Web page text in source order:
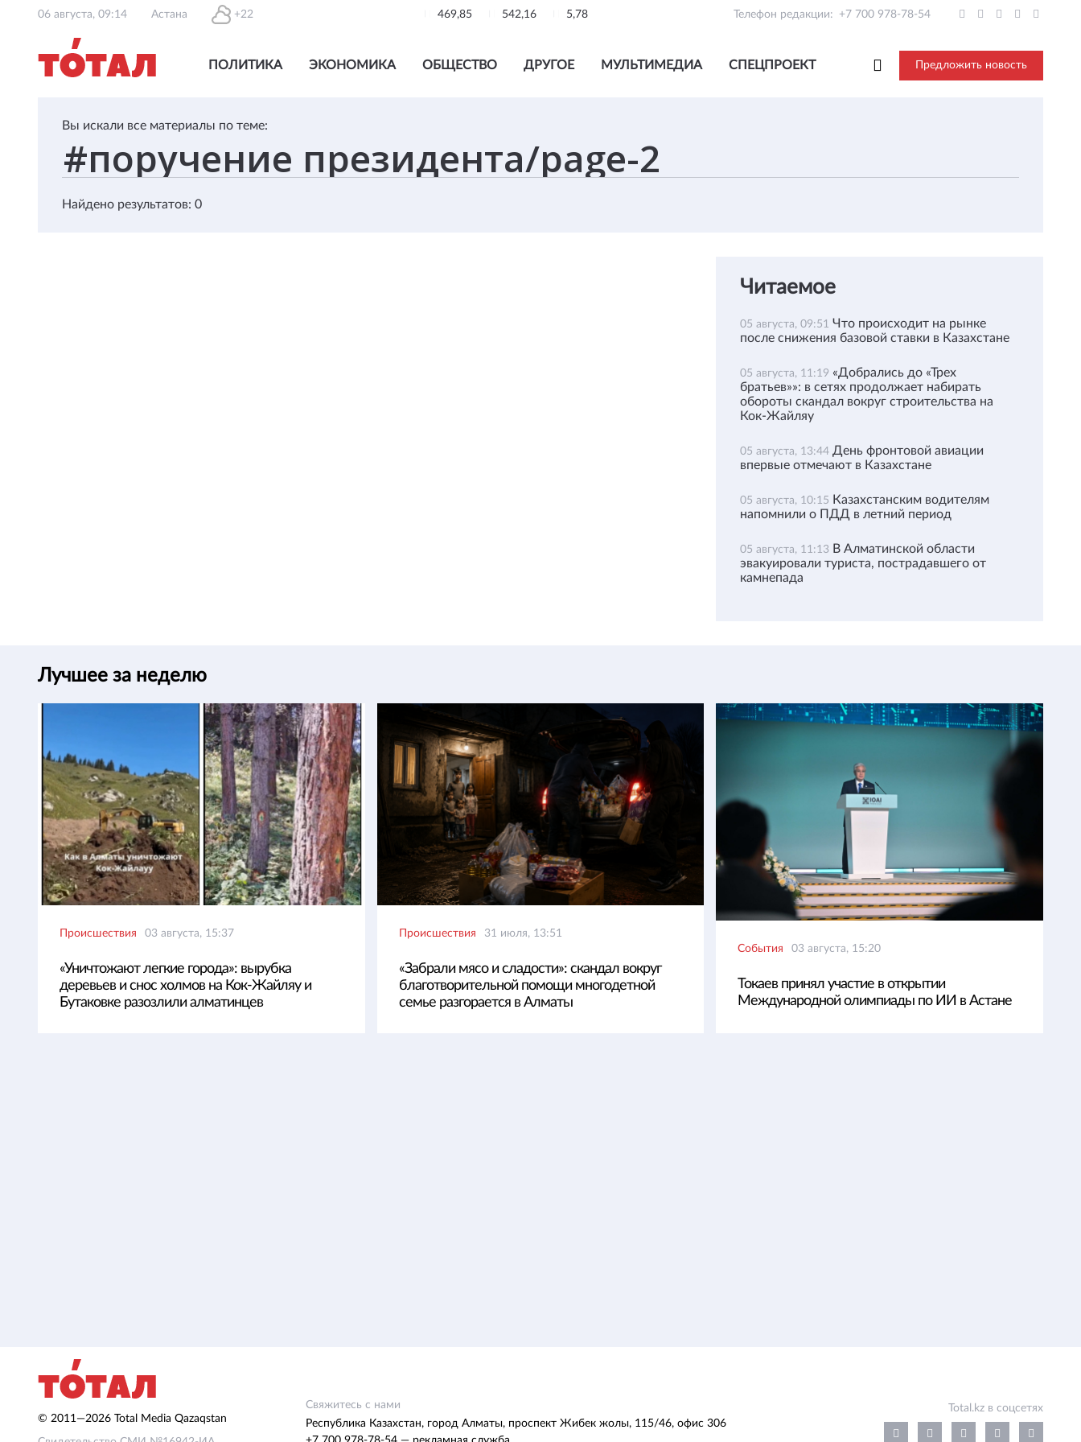
06 августа, 09:14 Астана +22 469,85 542,16 5,78 Телефон редакции: +7 700 978-78-54
ПОЛИТИКА ЭКОНОМИКА ОБЩЕСТВО ДРУГОЕ МУЛЬТИМЕДИА СПЕЦПРОЕКТ Предложить новость
Вы искали все материалы по теме:
Найдено результатов: 0
Читаемое
05 августа, 09:51 Что происходит на рынке
после снижения базовой ставки в Казахстане
05 августа, 11:19 «Добрались до «Трех
братьев»»: в сетях продолжает набирать
обороты скандал вокруг строительства на
Кок-Жайляу
05 августа, 13:44 День фронтовой авиации
впервые отмечают в Казахстане
05 августа, 10:15 Казахстанским водителям
напомнили о ПДД в летний период
05 августа, 11:13 В Алматинской области
эвакуировали туриста, пострадавшего от
камнепада
Лучшее за неделю
Происшествия 03 августа, 15:37
«Уничтожают легкие города»: вырубка
деревьев и снос холмов на Кок-Жайляу и
Бутаковке разозлили алматинцев
Происшествия 31 июля, 13:51
«Забрали мясо и сладости»: скандал вокруг
благотворительной помощи многодетной
семье разгорается в Алматы
События 03 августа, 15:20
Токаев принял участие в открытии
Международной олимпиады по ИИ в Астане
© 2011—2026 Total Media Qazaqstan
Свяжитесь с нами
Республика Казахстан, город Алматы, проспект Жибек жолы, 115/46, офис 306
Total.kz в соцсетях